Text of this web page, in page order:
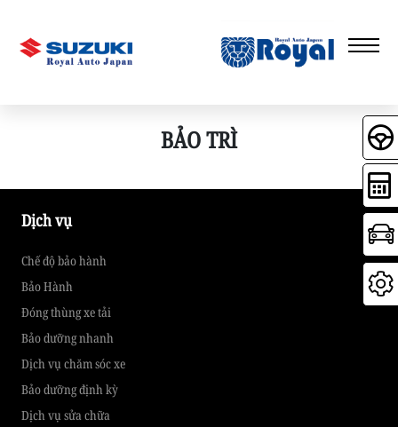
BẢO TRÌ
Dịch vụ
Chế độ bảo hành
Bảo Hành
Đóng thùng xe tải
Bảo dưỡng nhanh
Dịch vụ chăm sóc xe
Bảo dưỡng định kỳ
Dịch vụ sửa chữa